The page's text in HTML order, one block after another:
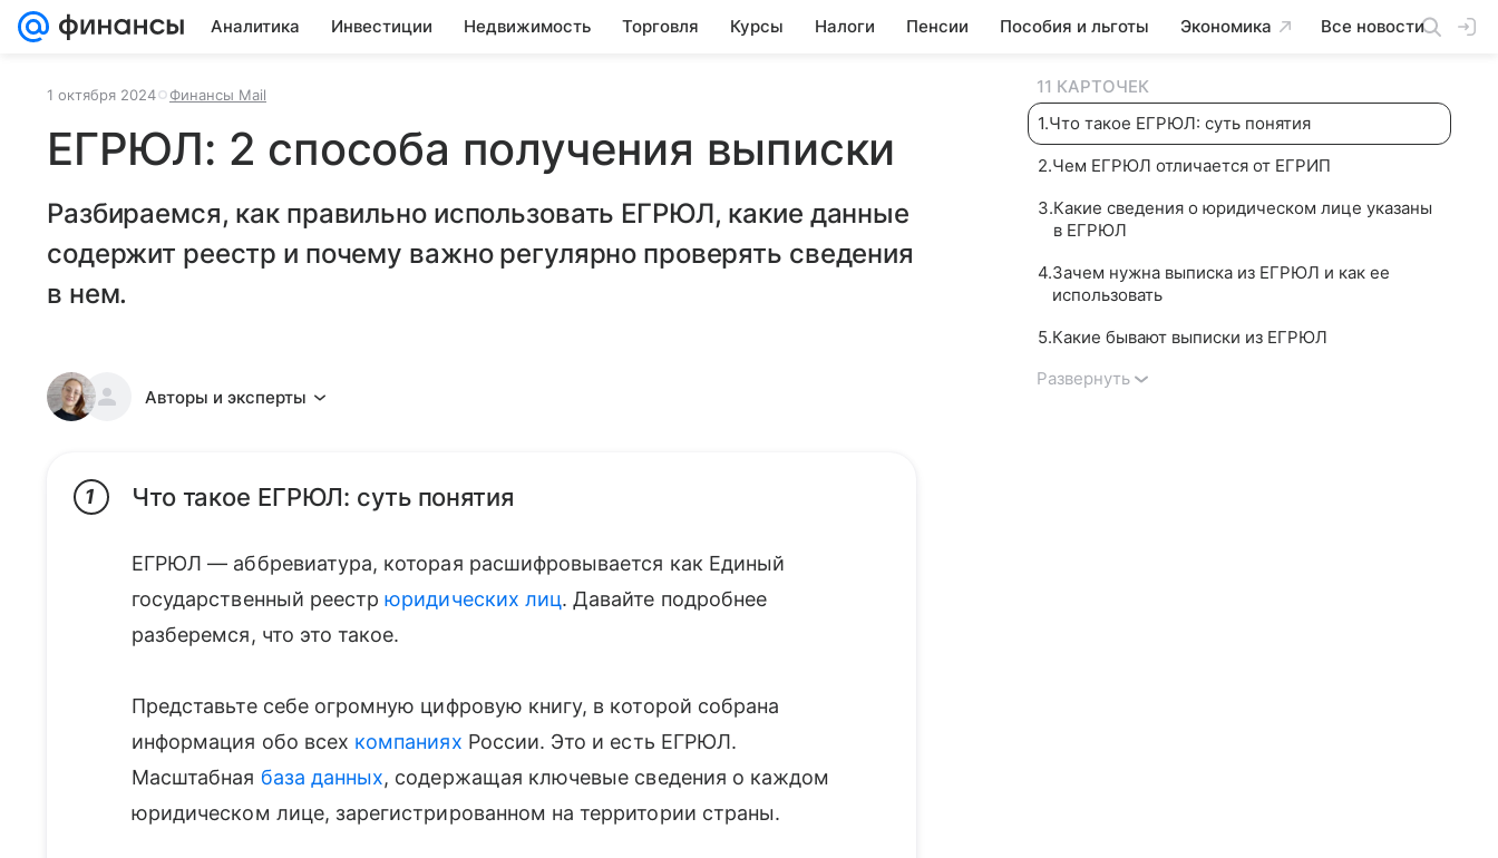
Аналитика Инвестиции Недвижимость Торговля Курсы Налоги Пенсии Пособия и льготы Экономика Все новости
1 октября 2024 Финансы Mail
ЕГРЮЛ: 2 способа получения выписки
Разбираемся, как правильно использовать ЕГРЮЛ, какие данные
содержит реестр и почему важно регулярно проверять сведения
в нем.
Авторы и эксперты
1 Что такое ЕГРЮЛ: суть понятия
ЕГРЮЛ — аббревиатура, которая расшифровывается как Единый
государственный реестрюридических лиц. Давайте подробнее
разберемся, что это такое.
Представьте себе огромную цифровую книгу, в которой собрана
информация обо всех компаниях России. Это и есть ЕГРЮЛ.
Масштабная база данных, содержащая ключевые сведения о каждом
юридическом лице, зарегистрированном на территории страны.
11 КАРТОЧЕК
1.Что такое ЕГРЮЛ: суть понятия
2.Чем ЕГРЮЛ отличается от ЕГРИП
3.Какие сведения о юридическом лице указаны
в ЕГРЮЛ
4.Зачем нужна выписка из ЕГРЮЛ и как ее
использовать
5.Какие бывают выписки из ЕГРЮЛ
Развернуть